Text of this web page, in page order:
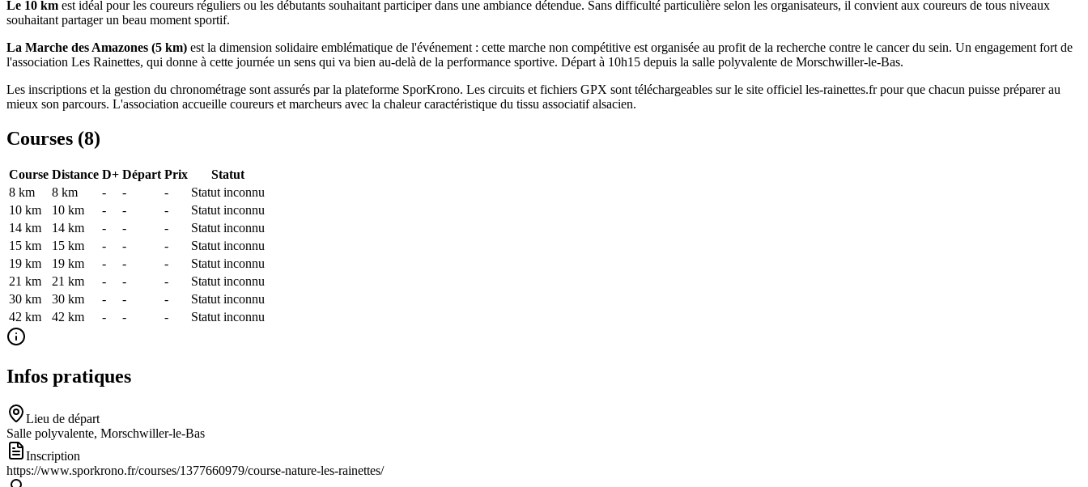
Le 10 km est idéal pour les coureurs réguliers ou les débutants souhaitant participer dans une ambiance détendue. Sans difficulté particulière selon les organisateurs, il convient aux coureurs de tous niveaux
souhaitant partager un beau moment sportif.
La Marche des Amazones (5 km) est la dimension solidaire emblématique de l'événement : cette marche non compétitive est organisée au profit de la recherche contre le cancer du sein. Un engagement fort de
l'association Les Rainettes, qui donne à cette journée un sens qui va bien au-delà de la performance sportive. Départ à 10h15 depuis la salle polyvalente de Morschwiller-le-Bas.
Les inscriptions et la gestion du chronométrage sont assurés par la plateforme SporKrono. Les circuits et fichiers GPX sont téléchargeables sur le site officiel les-rainettes.fr pour que chacun puisse préparer au
mieux son parcours. L'association accueille coureurs et marcheurs avec la chaleur caractéristique du tissu associatif alsacien.
Courses (8)
Course Distance D+ Départ Prix
Statut
8 km
8 km - - -
Statut inconnu
10 km
10 km - - -
Statut inconnu
14 km
14 km - - -
Statut inconnu
15 km
15 km - - -
Statut inconnu
19 km
19 km - - -
Statut inconnu
21 km
21 km - - -
Statut inconnu
30 km
30 km - - -
Statut inconnu
42 km
42 km - - - Statut inconnu
Infos pratiques
Lieu de départ
Salle polyvalente, Morschwiller-le-Bas
Inscription
https://www.sporkrono.fr/courses/1377660979/course-nature-les-rainettes/